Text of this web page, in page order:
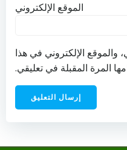
الموقع الإلكتروني
والموقع الإلكتروني في هذا
المرة المقبلة في تعليقي.